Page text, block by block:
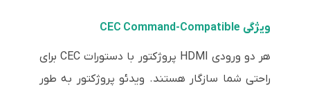
ویژگی CEC Command-Compatible
هر دو ورودی HDMI پروژکتور با دستورات CEC برای
راحتی شما سازگار هستند. ویدئو پروژکتور به طور